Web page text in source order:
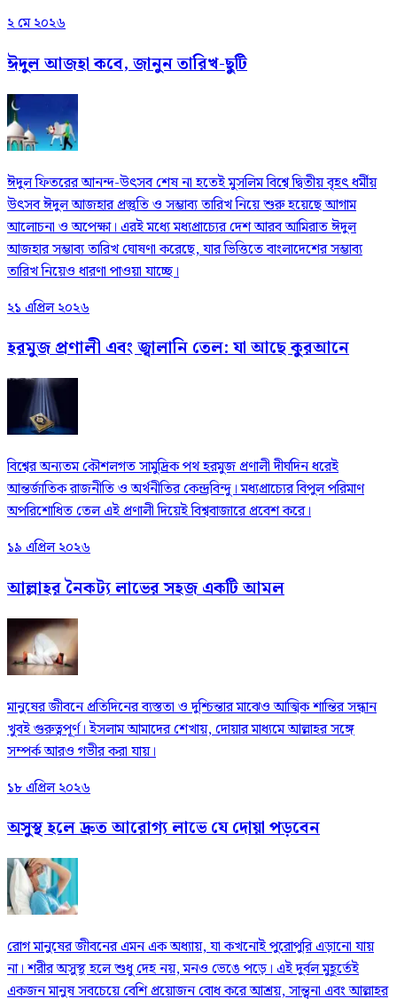
২ মে ২০২৬
ঈদুল আজহা কবে, জানুন তারিখ-ছুটি
ঈদুল ফিতরের আনন্দ-উৎসব শেষ না হতেই মুসলিম বিশ্বে দ্বিতীয় বৃহৎ ধর্মীয়
উৎসব ঈদুল আজহার প্রস্তুতি ও সম্ভাব্য তারিখ নিয়ে শুরু হয়েছে আগাম
আলোচনা ও অপেক্ষা। এরই মধ্যে মধ্যপ্রাচ্যের দেশ আরব আমিরাত ঈদুল
আজহার সম্ভাব্য তারিখ ঘোষণা করেছে, যার ভিত্তিতে বাংলাদেশের সম্ভাব্য
তারিখ নিয়েও ধারণা পাওয়া যাচ্ছে।
২১ এপ্রিল ২০২৬
হরমুজ প্রণালী এবং জ্বালানি তেল: যা আছে কুরআনে
বিশ্বের অন্যতম কৌশলগত সামুদ্রিক পথ হরমুজ প্রণালী দীর্ঘদিন ধরেই
আন্তর্জাতিক রাজনীতি ও অর্থনীতির কেন্দ্রবিন্দু। মধ্যপ্রাচ্যের বিপুল পরিমাণ
অপরিশোধিত তেল এই প্রণালী দিয়েই বিশ্ববাজারে প্রবেশ করে।
১৯ এপ্রিল ২০২৬
আল্লাহর নৈকট্য লাভের সহজ একটি আমল
মানুষের জীবনে প্রতিদিনের ব্যস্ততা ও দুশ্চিন্তার মাঝেও আত্মিক শান্তির সন্ধান
খুবই গুরুত্বপূর্ণ। ইসলাম আমাদের শেখায়, দোয়ার মাধ্যমে আল্লাহর সঙ্গে
সম্পর্ক আরও গভীর করা যায়।
১৮ এপ্রিল ২০২৬
অসুস্থ হলে দ্রুত আরোগ্য লাভে যে দোয়া পড়বেন
রোগ মানুষের জীবনের এমন এক অধ্যায়, যা কখনোই পুরোপুরি এড়ানো যায়
না। শরীর অসুস্থ হলে শুধু দেহ নয়, মনও ভেঙে পড়ে। এই দুর্বল মুহূর্তেই
একজন মানুষ সবচেয়ে বেশি প্রয়োজন বোধ করে আশ্রয়, সান্ত্বনা এবং আল্লাহর